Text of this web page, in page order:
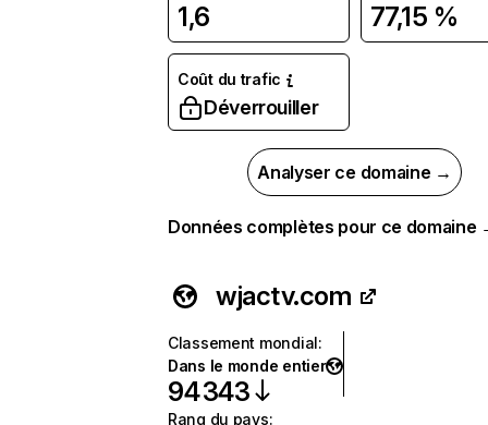
1,6 77,15 %
Coût du trafic
Déverrouiller
Analyser ce domaine →
Données complètes pour ce domaine
wjactv.com
Classement mondial:
Dans le monde entier
94 343
Rang du pays: